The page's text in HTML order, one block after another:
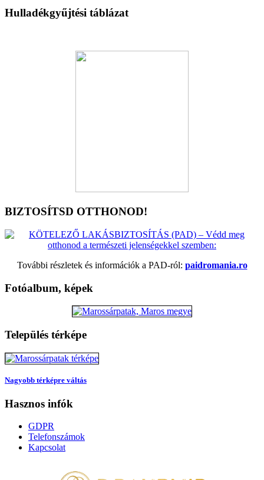
Hulladékgyűjtési táblázat
BIZTOSÍTSD OTTHONOD!
További részletek és információk a PAD-ról: paidromania.ro
Fotóalbum, képek
Település térképe
Nagyobb térképre váltás
Hasznos infók
GDPR
Telefonszámok
Kapcsolat